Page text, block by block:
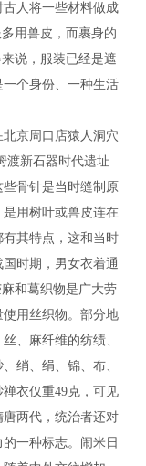
人将一些材料做成
用兽皮，而裹身的
说，服装已经是遮
个身份、一种生活
京周口店猿人洞穴
渡新石器时代遗址
骨针是当时缝制原
用树叶或兽皮连在
其特点，这和当时
时期，男女衣着通
和葛织物是广大劳
用丝织物。部分地
、麻纤维的纺绩、
绡、绢、锦、布、
衣仅重49克，可见
两代，统治者还对
一种标志。闹米日